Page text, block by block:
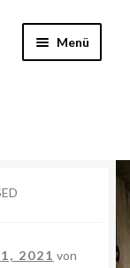
Menü
2021 von